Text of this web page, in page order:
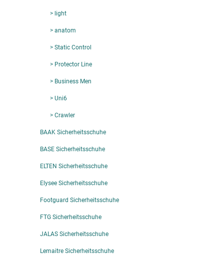
> light
> anatom
> Static Control
> Protector Line
> Business Men
> Uni6
> Crawler
BAAK Sicherheitsschuhe
BASE Sicherheitsschuhe
ELTEN Sicherheitsschuhe
Elysee Sicherheitsschuhe
Footguard Sicherheitsschuhe
FTG Sicherheitsschuhe
JALAS Sicherheitsschuhe
Lemaitre Sicherheitsschuhe